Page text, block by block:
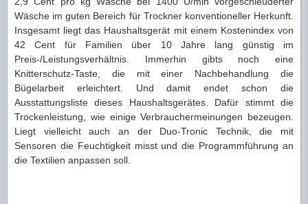
Wäsche im guten Bereich für Trockner konventioneller Herkunft.
Insgesamt liegt das Haushaltsgerät mit einem Kostenindex von
42 Cent für Familien über 10 Jahre lang günstig im
Preis-/Leistungsverhältnis. Immerhin gibts noch eine
Knitterschutz-Taste, die mit einer Nachbehandlung die
Bügelarbeit erleichtert. Und damit endet schon die
Ausstattungsliste dieses Haushaltsgerätes. Dafür stimmt die
Trockenleistung, wie einige Verbrauchermeinungen bezeugen.
Liegt vielleicht auch an der Duo-Tronic Technik, die mit
Sensoren die Feuchtigkeit misst und die Programmführung an
die Textilien anpassen soll.